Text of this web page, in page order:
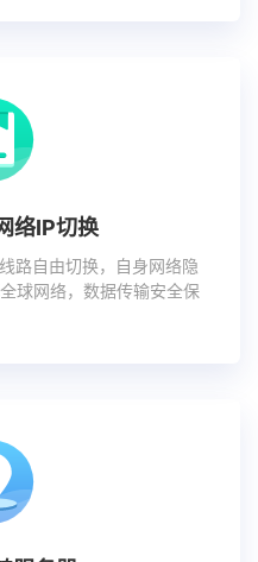
络IP切换
路自由切换，自身网络隐
球网络，数据传输安全保